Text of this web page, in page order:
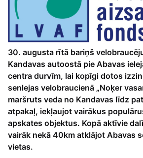
30. augusta rītā bariņš
Kandavas autoostā pie Abavas
centra durvīm, lai kopīgi dotos
senlejas velobraucienā „Noķer
maršruts veda no Kandavas līdz
atpakaļ, iekļaujot vairākus
apskates objektus. Kopā aktīvie
vairāk nekā 40km atklājot Abavas
vietas.